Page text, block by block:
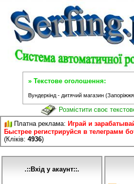
» Текстове оголошення:
Вундеркінд - дитячий магазин
Розмістити своє
Платна реклама: Играй и
Быстрее регистрируйся в телеграмм
(Кліків: 4936)
.::Вхід у акаунт::.